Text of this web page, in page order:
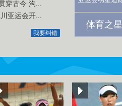
穿古今 沟...
亚运会开...
我要纠错
体育之